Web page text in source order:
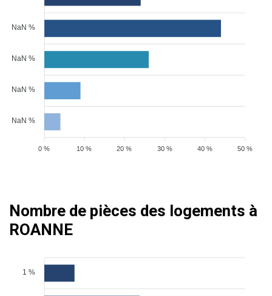
NaN %
NaN %
NaN %
NaN %
50 %
40 %
30 %
20 %
10 %
0 %
Nombre de pièces des logements à
ROANNE
1 %